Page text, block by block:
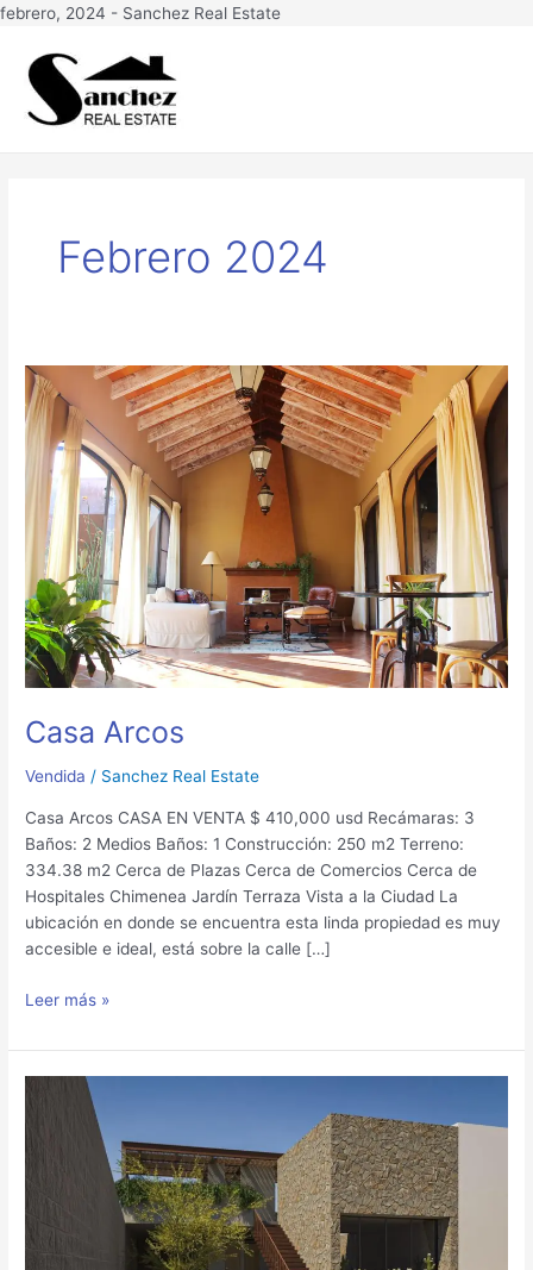
febrero, 2024 - Sanchez Real EstateIr
Febrero 2024
Casa Arcos
Vendida / Sanchez Real Estate
Casa Arcos CASA EN VENTA $ 410,000 usd Recámaras: 3
Baños: 2 Medios Baños: 1 Construcción: 250 m2 Terreno:
334.38 m2 Cerca de Plazas Cerca de Comercios Cerca de
Hospitales Chimenea Jardín Terraza Vista a la Ciudad La
ubicación en donde se encuentra esta linda propiedad es muy
accesible e ideal, está sobre la calle […]
Casa
Arcos
Leer más »
Casa